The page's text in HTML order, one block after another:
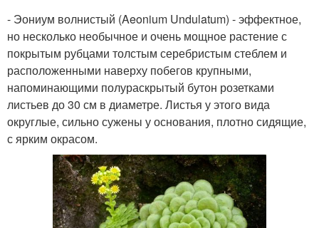
- Эониум волнистый (Aeonium Undulatum) - эффектное,
но несколько необычное и очень мощное растение с
покрытым рубцами толстым серебристым стеблем и
расположенными наверху побегов крупными,
напоминающими полураскрытый бутон розетками
листьев до 30 см в диаметре. Листья у этого вида
округлые, сильно сужены у основания, плотно сидящие,
с ярким окрасом.